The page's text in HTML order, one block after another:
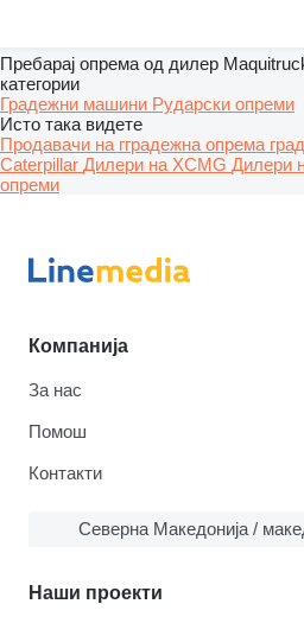
Пребарај опрема од дилер
категории
Градежни машини Рударски опреми
Исто така видете
Продавачи на гградежна опрема
Caterpillar Дилери на XCMG Дилери
опреми
Компанија
За нас
Помош
Контакти
Северна Македонија /
Наши проекти